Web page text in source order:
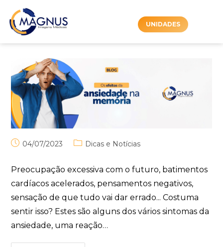
UNIDADES
04/07/2023 Dicas e Notícias
Preocupação excessiva com o futuro, batimentos
cardíacos acelerados, pensamentos negativos,
sensação de que tudo vai dar errado... Costuma
sentir isso? Estes são alguns dos vários sintomas da
ansiedade, uma reação…